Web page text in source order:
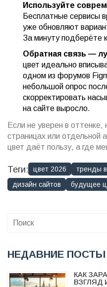
Используйте
Бесплатные сервисы
уже обновляют
За минуту подберёте
Обратная связь —
цвет идеально
одном из форумов
небольшой опрос
скорректировать
на сайте выросло.
Если не уверен в оттенке,
страницах или отдельной
цвет даёт пользу, а где
Теги: цвет 2026 тренды
дизайн сайтов
будущее
НЕДАВНИЕ ПОСТЫ
КАК
ВЗГЛЯД